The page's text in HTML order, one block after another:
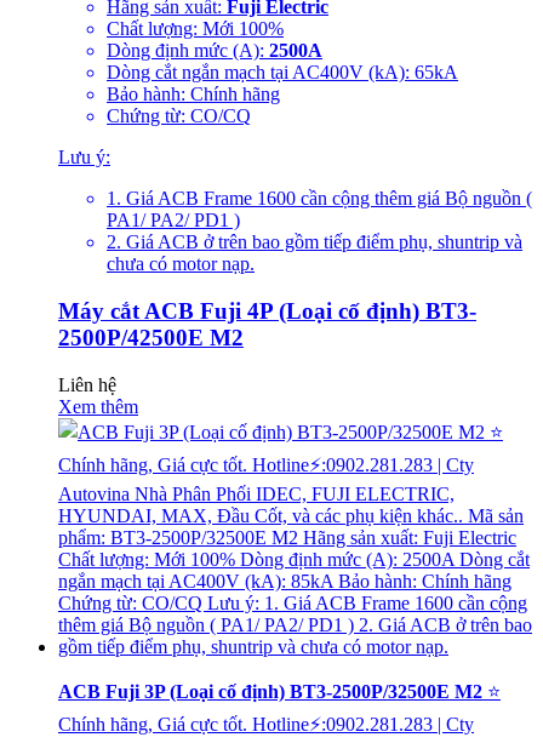
Hãng sản xuất: Fuji Electric
Chất lượng: Mới 100%
Dòng định mức (A): 2500A
Dòng cắt ngắn mạch tại AC400V (kA): 65kA
Bảo hành: Chính hãng
Chứng từ: CO/CQ
Lưu ý:
1. Giá ACB Frame 1600 cần cộng thêm giá Bộ nguồn (
PA1/ PA2/ PD1 )
2. Giá ACB ở trên bao gồm tiếp điểm phụ, shuntrip và
chưa có motor nạp.
Máy cắt ACB Fuji 4P (Loại cố định) BT3-
2500P/42500E M2
Liên hệ
Xem thêm
ACB Fuji 3P (Loại cố định) BT3-2500P/32500E M2 ⭐
Chính hãng, Giá cực tốt. Hotline⚡:0902.281.283 | Cty